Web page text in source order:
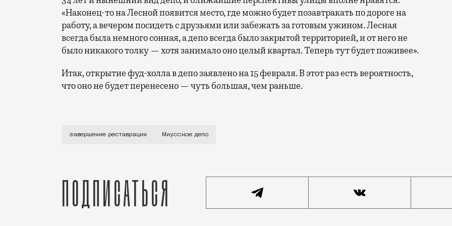
«Наконец-то на Лесной появится место, где можно будет позавтракать по дороге на
работу, а вечером посидеть с друзьями или забежать за готовым ужином. Лесная
всегда была немного сонная, а депо всегда было закрытой территорией, и от него не
было никакого толку — хотя занимало оно целый квартал. Теперь тут будет поживее».
Итак, открытие фуд-холла в депо заявлено на 15 февраля. В этот раз есть вероятность,
что оно не будет перенесено — чуть большая, чем раньше.
Открытие самого большого фуд-холла в центре Москвы переносили три раза — кажется,
завершение реставрации Миусское депо
Подписаться